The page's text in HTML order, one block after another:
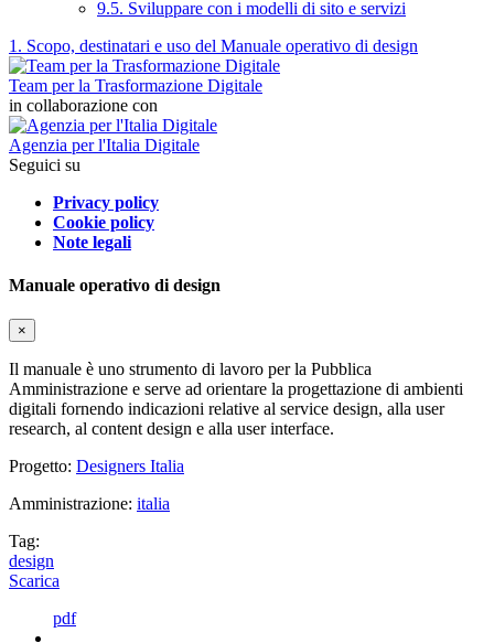
9.5. Sviluppare con i modelli di sito e servizi
1. Scopo, destinatari e uso del Manuale operativo di design
Team per la Trasformazione Digitale
in collaborazione con
Agenzia per l'Italia Digitale
Seguici su
Privacy policy
Cookie policy
Note legali
Manuale operativo di design
×
Il manuale è uno strumento di lavoro per la Pubblica
Amministrazione e serve ad orientare la progettazione di ambienti
digitali fornendo indicazioni relative al service design, alla user
research, al content design e alla user interface.
Progetto: Designers Italia
Amministrazione: italia
Tag:
design
Scarica
pdf